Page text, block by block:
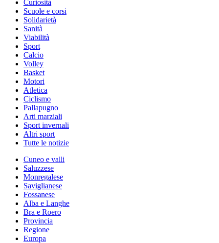
Curiosità
Scuole e corsi
Solidarietà
Sanità
Viabilità
Sport
Calcio
Volley
Basket
Motori
Atletica
Ciclismo
Pallapugno
Arti marziali
Sport invernali
Altri sport
Tutte le notizie
Cuneo e valli
Saluzzese
Monregalese
Saviglianese
Fossanese
Alba e Langhe
Bra e Roero
Provincia
Regione
Europa